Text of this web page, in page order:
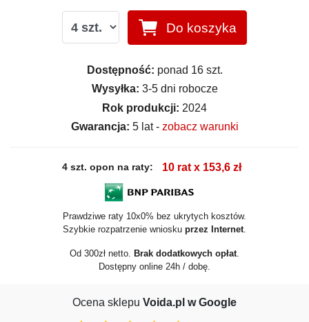
Do koszyka
Dostępność: ponad 16 szt.
Wysyłka: 3-5 dni robocze
Rok produkcji: 2024
Gwarancja: 5 lat - zobacz warunki
4 szt. opon na raty: 10 rat x 153,6 zł
Prawdziwe raty 10x0% bez ukrytych kosztów.
Szybkie rozpatrzenie wniosku przez Internet
Od 300zł netto. Brak dodatkowych opłat
Dostępny online 24h / dobę.
Ocena sklepu Voida.pl w Google